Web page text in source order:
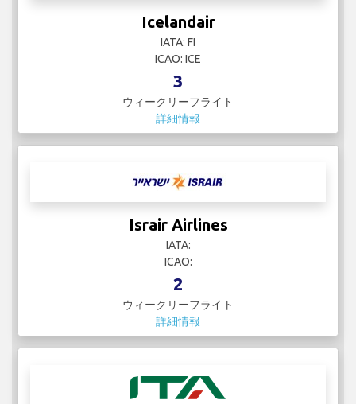
Icelandair
IATA: FI
ICAO: ICE
3
ウィークリーフライト
詳細情報
Israir Airlines
IATA:
ICAO:
2
ウィークリーフライト
詳細情報